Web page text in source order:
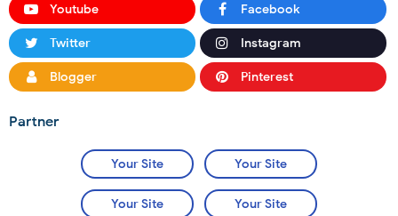
Youtube Facebook
Twitter Instagram
Blogger Pinterest
Partner
Your Site Your Site
Your Site Your Site